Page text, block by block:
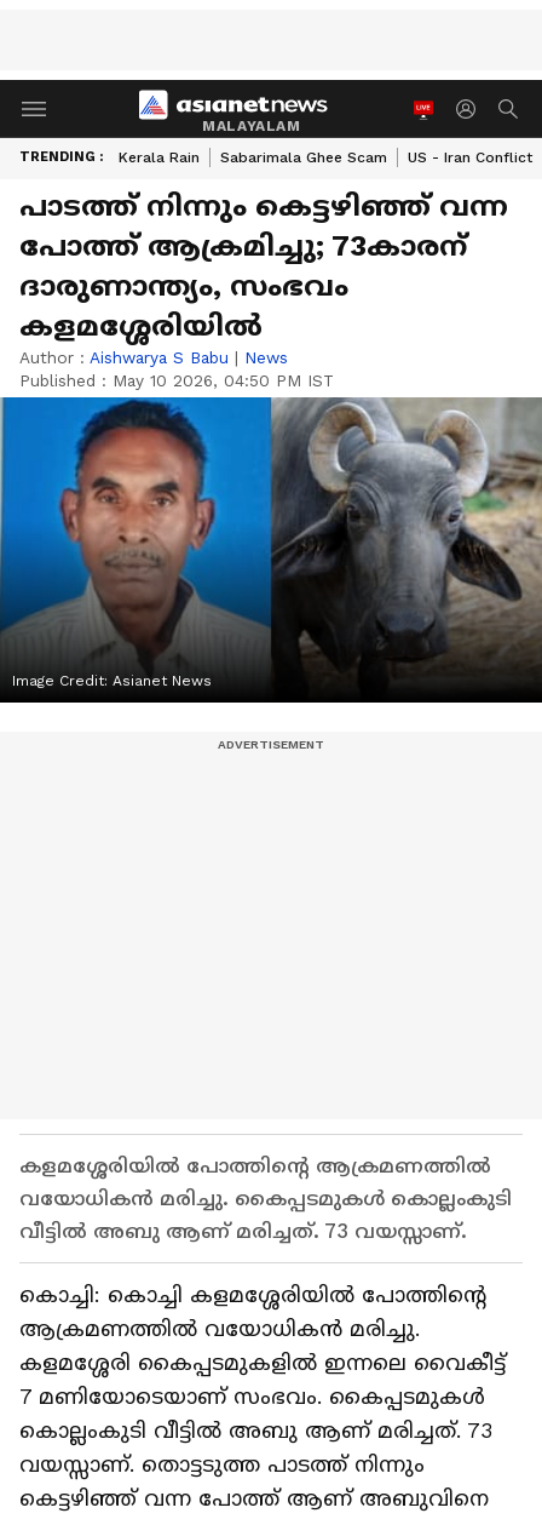
MALAYALAM
TRENDING : Kerala Rain Sabarimala Ghee Scam US - Iran Conflict
പാടത്ത് നിന്നും കെട്ടഴിഞ്ഞ് വന്ന
പോത്ത് ആക്രമിച്ചു; 73കാരന്
ദാരുണാന്ത്യം, സംഭവം
കളമശ്ശേരിയിൽ
Author : Aishwarya S Babu | News
Published : May 10 2026, 04:50 PM IST
Image Credit: Asianet News
കളമശ്ശേരിയിൽ പോത്തിന്റെ ആക്രമണത്തിൽ
വയോധികൻ മരിച്ചു. കൈപ്പടമുകൾ കൊല്ലംകുടി
വീട്ടിൽ അബു ആണ് മരിച്ചത്. 73 വയസ്സാണ്.
കൊച്ചി: കൊച്ചി കളമശ്ശേരിയിൽ പോത്തിന്റെ
ആക്രമണത്തിൽ വയോധികൻ മരിച്ചു.
കളമശ്ശേരി കൈപ്പടമുകളിൽ ഇന്നലെ വൈകീട്ട്
7 മണിയോടെയാണ് സംഭവം. കൈപ്പടമുകൾ
കൊല്ലംകുടി വീട്ടിൽ അബു ആണ് മരിച്ചത്. 73
വയസ്സാണ്. തൊട്ടടുത്ത പാടത്ത് നിന്നും
കെട്ടഴിഞ്ഞ് വന്ന പോത്ത് ആണ് അബുവിനെ